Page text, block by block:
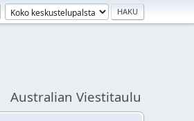
Australian Viestitaulu